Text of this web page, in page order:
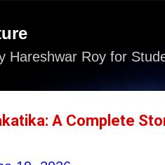
Hareshwar Roy for
A Complete